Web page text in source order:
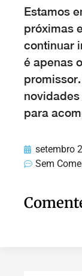
Estamos
próximas
continuar
é apenas
para
setembro
Sem